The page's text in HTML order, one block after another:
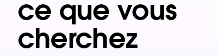
ce que vous
cherchez